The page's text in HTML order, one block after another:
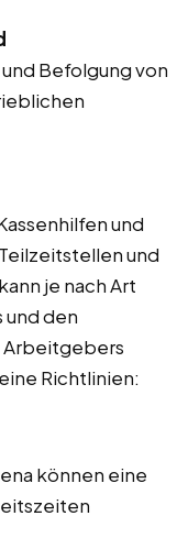
Befolgung von
und
und
je nach Art
den
Arbeitgebers
Richtlinien:
können eine